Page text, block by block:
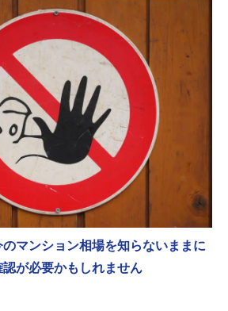
のマンション相場を知らないままに
が必要かもしれません